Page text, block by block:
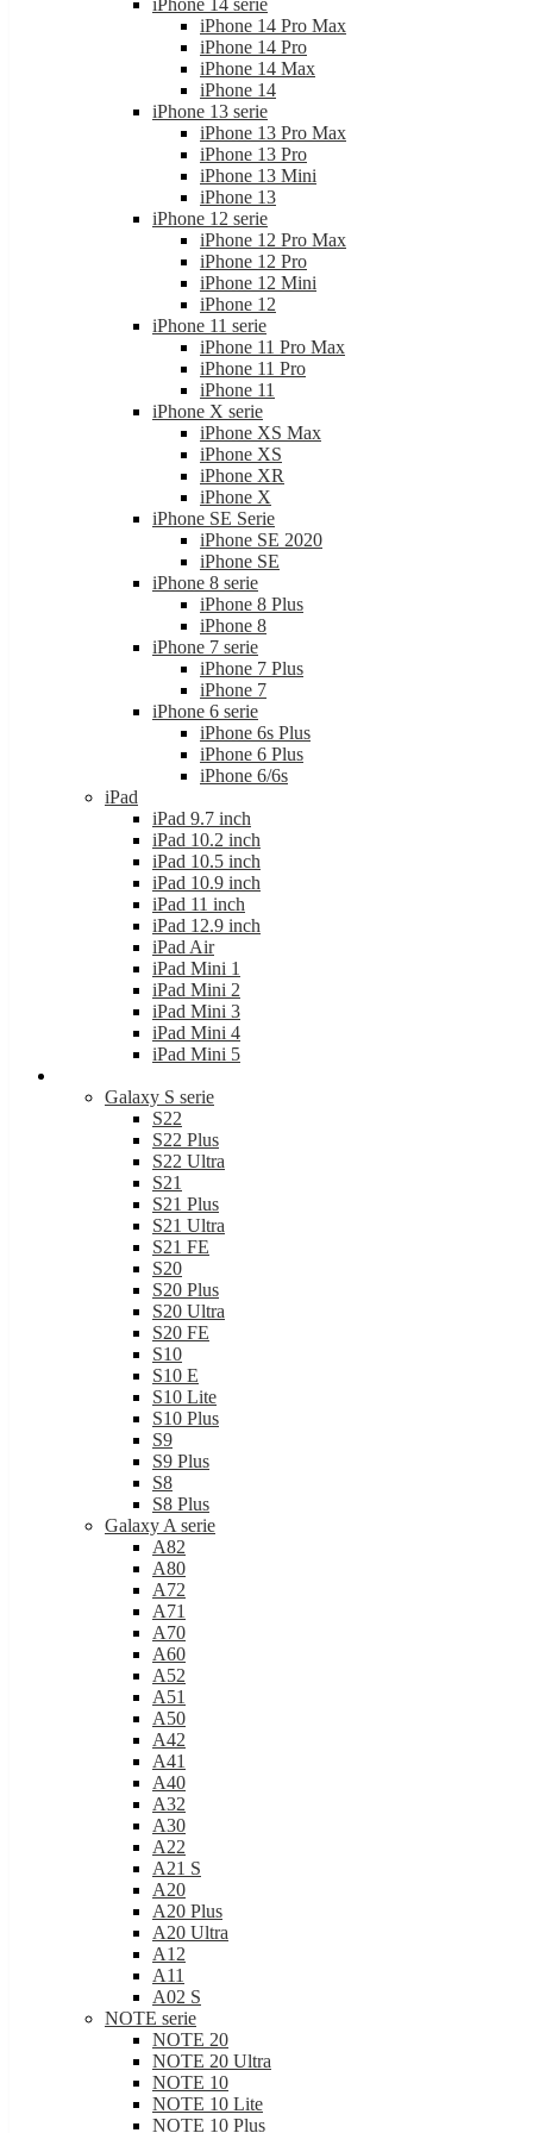
iPhone 14 Pro Max
iPhone 14 Pro
iPhone 14 Max
iPhone 14
iPhone 13 serie
iPhone 13 Pro Max
iPhone 13 Pro
iPhone 13 Mini
iPhone 13
iPhone 12 serie
iPhone 12 Pro Max
iPhone 12 Pro
iPhone 12 Mini
iPhone 12
iPhone 11 serie
iPhone 11 Pro Max
iPhone 11 Pro
iPhone 11
iPhone X serie
iPhone XS Max
iPhone XS
iPhone XR
iPhone X
iPhone SE Serie
iPhone SE 2020
iPhone SE
iPhone 8 serie
iPhone 8 Plus
iPhone 8
iPhone 7 serie
iPhone 7 Plus
iPhone 7
iPhone 6 serie
iPhone 6s Plus
iPhone 6 Plus
iPhone 6/6s
iPad
iPad 9.7 inch
iPad 10.2 inch
iPad 10.5 inch
iPad 10.9 inch
iPad 11 inch
iPad 12.9 inch
iPad Air
iPad Mini 1
iPad Mini 2
iPad Mini 3
iPad Mini 4
iPad Mini 5
Galaxy S serie
S22
S22 Plus
S22 Ultra
S21
S21 Plus
S21 Ultra
S21 FE
S20
S20 Plus
S20 Ultra
S20 FE
S10
S10 E
S10 Lite
S10 Plus
S9
S9 Plus
S8
S8 Plus
Galaxy A serie
A82
A80
A72
A71
A70
A60
A52
A51
A50
A42
A41
A40
A32
A30
A22
A21 S
A20
A20 Plus
A20 Ultra
A12
A11
A02 S
NOTE serie
NOTE 20
NOTE 20 Ultra
NOTE 10
NOTE 10 Lite
NOTE 10 Plus